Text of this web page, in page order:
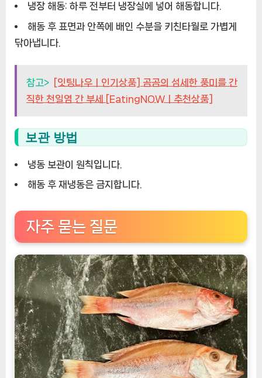
냉장 해동: 하루 전부터 냉장실에 넣어 해동합니다.
해동 후 표면과 안쪽에 배인 수분을 키친타월로 가볍게
닦아냅니다.
참고> [잇팅나우ㅣ인기상품] 곰곰의 섬세한 풍미를 간
직한 천일염 간 부세 [EatingNOWㅣ추천상품]
보관 방법
냉동 보관이 원칙입니다.
해동 후 재냉동은 금지합니다.
자주 묻는 질문